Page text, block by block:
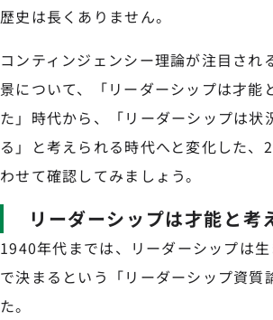
歴史は長くありません。
コンティンジェンシー理論が注目され
景について、「リーダーシップは才能
た」時代から、「リーダーシップは状
る」と考えられる時代へと変化した、
わせて確認してみましょう。
リーダーシップは才能と考
1940年代までは、リーダーシップは
で決まるという「リーダーシップ資質
た。